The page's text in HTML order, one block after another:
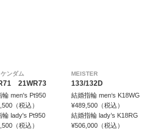
ンダム
21WR73
輪 men's Pt950
（税込）
輪 lady's Pt950
（税込）
MEISTER
133/132D
結婚指輪 men‘s K18WG
¥489,500（税込）
結婚指輪 lady’s K18RG
¥506,000（税込）